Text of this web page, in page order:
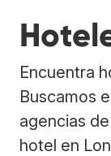
Encuentra
Buscamos
agencias
hotel en